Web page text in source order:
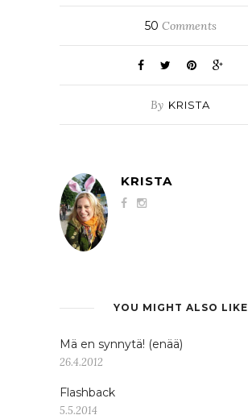
50 Comments
By KRISTA
KRISTA
YOU MIGHT ALSO LIKE
Mä en synnytä! (enää)
26.4.2012
Flashback
5.5.2014